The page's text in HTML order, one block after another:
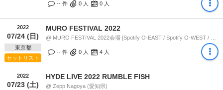
-- 件 0 人 0 人
2022
07/24 (日)
東京都
セットリスト
MURO FESTIVAL 2022
-- 件 0 人 4 人
2022
07/23 (土)
HYDE LIVE 2022 RUMBLE FISH
@ Zepp Nagoya (愛知県)